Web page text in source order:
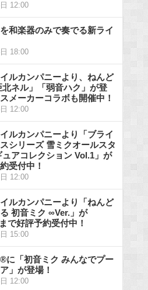
12:00
和楽器のみで奏でる新ライ
18:00
ルカンパニーより、ねんど
北ネル」「弱音ハク」が登
メーカーコラボも開催中！
12:00
ルカンパニーより「ブライ
シリーズ 雪ミクオールスタ
ュアコレクション Vol.1」が
受付中！
12:00
ルカンパニーより「ねんど
初音ミク ∞Ver.」が
で好評予約受付中！
15:00
に「初音ミク みんなでプー
」が登場！
12:00